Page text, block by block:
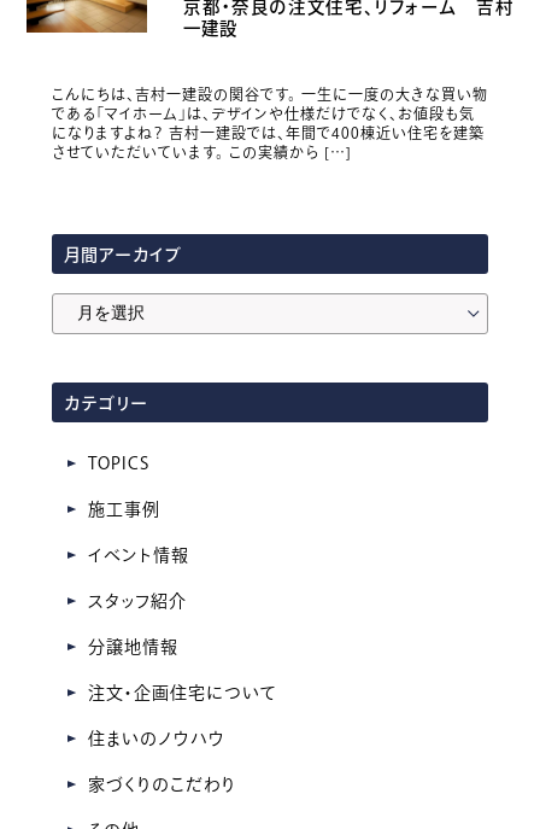
京都・奈良の注文住宅、リフォーム 吉村
一建設
こんにちは、吉村一建設の関谷です。 一生に一度の大きな買い物
である「マイホーム」は、デザインや仕様だけでなく、お値段も気
になりますよね？ 吉村一建設では、年間で400棟近い住宅を建築
させていただいています。 この実績から […]
月間アーカイブ
ア
ー
カ
イ
カテゴリー
TOPICS
施工事例
イベント情報
スタッフ紹介
分譲地情報
注文・企画住宅について
住まいのノウハウ
家づくりのこだわり